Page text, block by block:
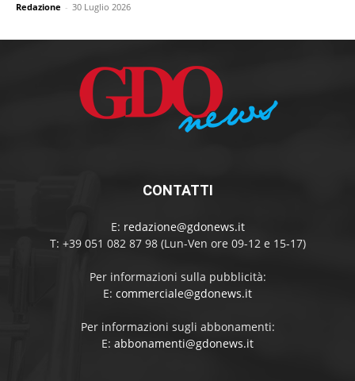
Redazione - 30 Luglio 2026
CONTATTI
E: redazione@gdonews.it
T: +39 051 082 87 98 (Lun-Ven ore 09-12 e 15-17)
Per informazioni sulla pubblicità:
E: commerciale@gdonews.it
Per informazioni sugli abbonamenti:
E: abbonamenti@gdonews.it